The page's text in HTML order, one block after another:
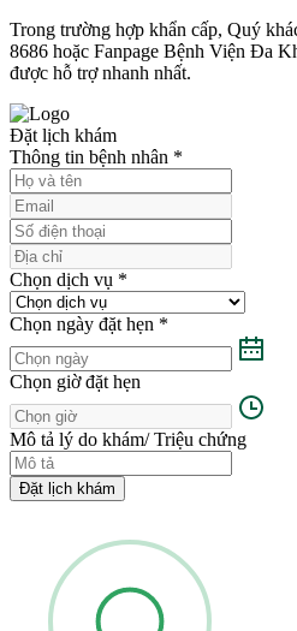
Trong trường hợp khẩn cấp, Quý
8686 hoặc Fanpage Bệnh Viện Đa
được hỗ trợ nhanh nhất.
Đặt lịch khám
Thông tin bệnh nhân *
Chọn dịch vụ *
Chọn ngày đặt hẹn *
Chọn giờ đặt hẹn
Mô tả lý do khám/ Triệu chứng
Đặt lịch khám